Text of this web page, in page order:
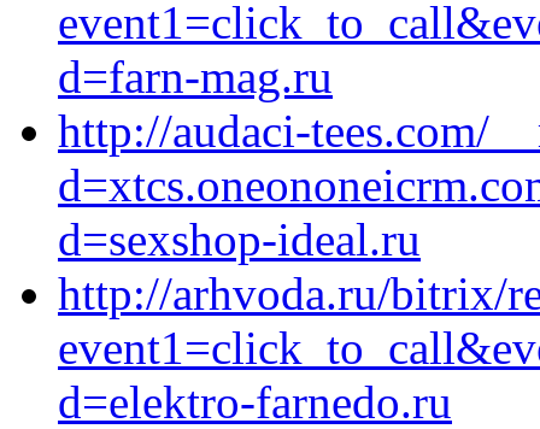
d=farn-mag.ru
http://audaci-tees.com/
d=sexshop-ideal.ru
http://arhvoda.ru/bitrix/
d=elektro-farnedo.ru